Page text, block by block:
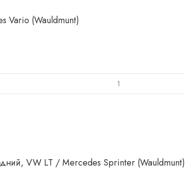
Vario (Wauldmunt)
VW LT / Mercedes Sprinter (Wauldmunt)